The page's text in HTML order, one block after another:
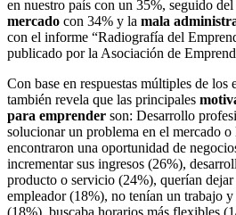
en nuestro país con un 35%, seguido del
mercado con 34% y la mala
con el informe “Radiografía del
publicado por la Asociación de
Con base en respuestas múltiples de los
también revela que las principales
para emprender son: Desarrollo
solucionar un problema en el mercado o
encontraron una oportunidad de
incrementar sus ingresos (26%),
producto o servicio (24%), querían
empleador (18%), no tenían un trabajo y
(18%), buscaba horarios más flexibles